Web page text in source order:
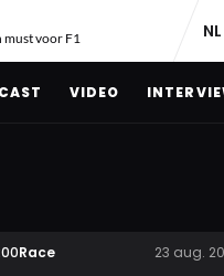
must voor F1
VIDEO
Race 23 aug.